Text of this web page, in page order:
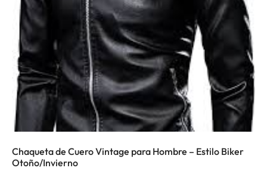
Chaqueta de Cuero Vintage para Hombre – Estilo Biker
Otoño/Invierno